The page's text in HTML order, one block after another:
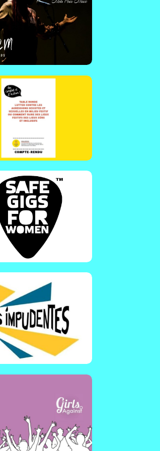
contre les
sexistes et
en milieu festif
- France | Table ronde
des Festivals, avec
& La Carène.
plus !
for women
Uni |Safe Gigs for
travaille avec les
les groupes et les
pour faire disparaître le
sexuel des scènes
plus !
- France | Association
populaire féministe
contre les violences
et sexuelles en milieu
qui fait de la
sur les inégalités
auprès des ado !
Uni | Girls against est
de féministes
qui luttent
harcèlement et les
sexuelles dans le
musical.
plus !